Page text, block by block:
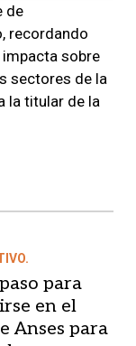
de
recordando
sobre
sectores de la
la titular de la
para
en el
Anses para